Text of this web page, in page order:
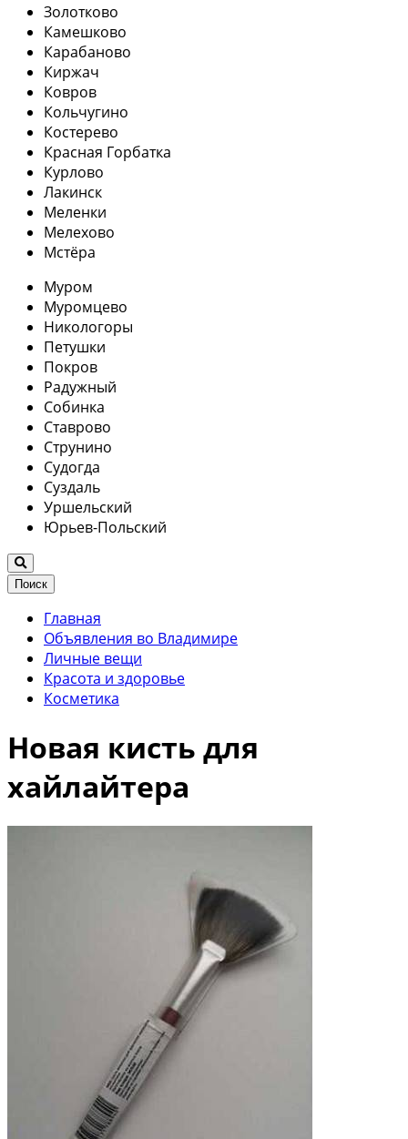
Золотково
Камешково
Карабаново
Киржач
Ковров
Кольчугино
Костерево
Красная Горбатка
Курлово
Лакинск
Меленки
Мелехово
Мстёра
Муром
Муромцево
Никологоры
Петушки
Покров
Радужный
Собинка
Ставрово
Струнино
Судогда
Суздаль
Уршельский
Юрьев-Польский
Поиск
Главная
Объявления во Владимире
Личные вещи
Красота и здоровье
Косметика
Новая кисть для
хайлайтера